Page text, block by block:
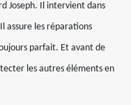
Joseph. Il intervient dans
assure les réparations
parfait. Et avant de
les autres éléments en